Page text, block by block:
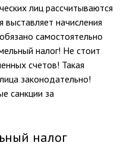
лиц рассчитываются
выставляет начисления
самостоятельно
налог! Не стоит
счетов! Такая
законодательно!
санкции за
налог